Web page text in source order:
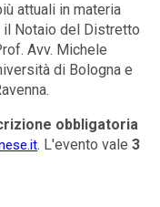
attuali in materia
Notaio del Distretto
Avv. Michele
di Bologna e
obbligatoria
. L'evento vale 3